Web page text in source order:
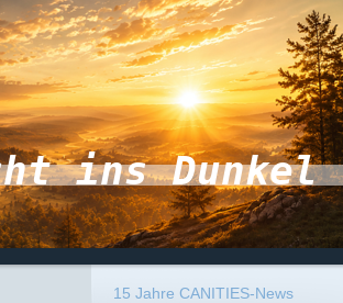
ins Dunkel
15 Jahre CANITIES-News